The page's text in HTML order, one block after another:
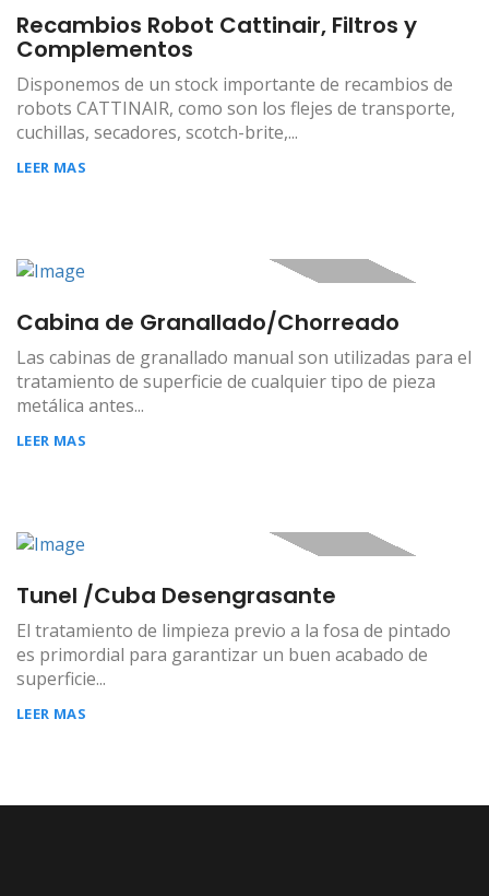
Recambios Robot Cattinair, Filtros y
Complementos
Disponemos de un stock importante de recambios de
robots CATTINAIR, como son los flejes de transporte,
cuchillas, secadores, scotch-brite,...
LEER MAS
Cabina de Granallado/Chorreado
Las cabinas de granallado manual son utilizadas para el
tratamiento de superficie de cualquier tipo de pieza
metálica antes...
LEER MAS
Tunel /Cuba Desengrasante
El tratamiento de limpieza previo a la fosa de pintado
es primordial para garantizar un buen acabado de
superficie...
LEER MAS